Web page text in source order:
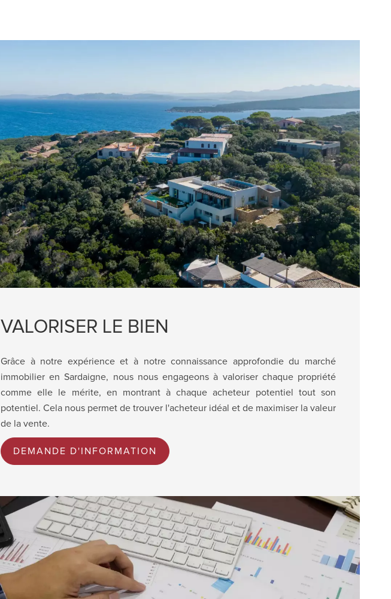
VALORISER LE BIEN
Grâce à notre expérience et à notre connaissance approfondie du marché
immobilier en Sardaigne, nous nous engageons à valoriser chaque propriété
comme elle le mérite, en montrant à chaque acheteur potentiel tout son
potentiel. Cela nous permet de trouver l'acheteur idéal et de maximiser la valeur
de la vente.
DEMANDE D'INFORMATION